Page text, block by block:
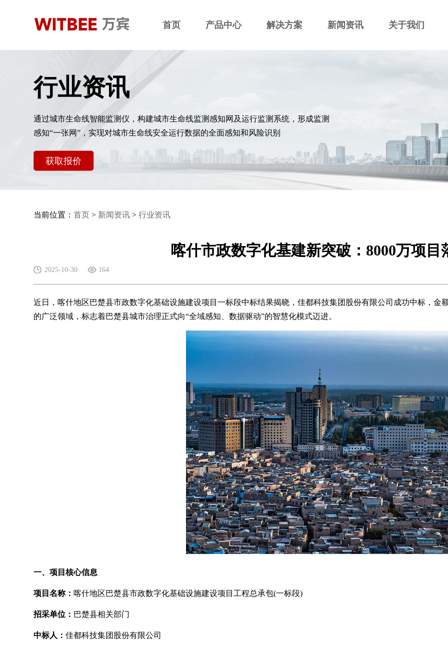
首页 产品中心 解决方案 新闻资讯 关于我们
行业资讯
通过城市生命线智能监测仪，构建城市生命线监测感知网及运行监测系统，形成监测
感知“一张网”，实现对城市生命线安全运行数据的全面感知和风险识别
获取报价
当前位置：首页 > 新闻资讯 >行业资讯
喀什市政数字化基建新突破：8000万项目
2025-10-30 164
近日，喀什地区巴楚县市政数字化基础设施建设项目一标段中标结果揭晓，佳都科技集团股份有限公司成功中标，金
的广泛领域，标志着巴楚县城市治理正式向“全域感知、数据驱动”的智慧化模式迈进。
一、项目核心信息
项目名称： 喀什地区巴楚县市政数字化基础设施建设项目工程总承包(一标段)
招采单位： 巴楚县相关部门
中标人：佳都科技集团股份有限公司